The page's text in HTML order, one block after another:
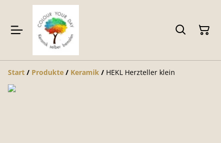
Start / Produkte / Keramik / HEKL Herzteller klein